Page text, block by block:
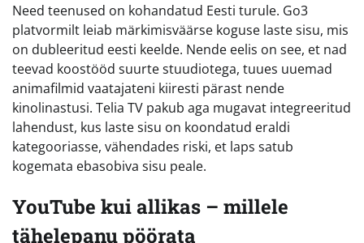
Need teenused on kohandatud Eesti turule. Go3
platvormilt leiab märkimisväärse koguse laste sisu, mis
on dubleeritud eesti keelde. Nende eelis on see, et nad
teevad koostööd suurte stuudiotega, tuues uuemad
animafilmid vaatajateni kiiresti pärast nende
kinolinastusi. Telia TV pakub aga mugavat integreeritud
lahendust, kus laste sisu on koondatud eraldi
kategooriasse, vähendades riski, et laps satub
kogemata ebasobiva sisu peale.
YouTube kui allikas – millele
tähelepanu pöörata